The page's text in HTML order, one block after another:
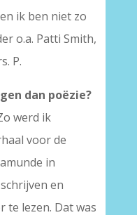
ik ben niet zo
o.a. Patti Smith,
P.
dan poëzie?
werd ik
voor de
in
en
te lezen. Dat was